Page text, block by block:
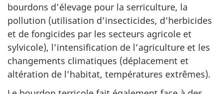
bourdons d’élevage pour la serriculture, la
pollution (utilisation d’insecticides, d’herbicides
et de fongicides par les secteurs agricole et
sylvicole), l’intensification de l’agriculture et les
changements climatiques (déplacement et
altération de l’habitat, températures extrêmes).